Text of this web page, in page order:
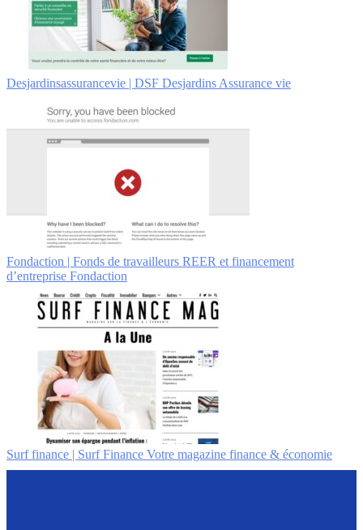
Des­jardinsassuran­ce­vie | DSF Desjardins Assurance vie
Fondaction | Fonds de tra­vail­leurs REER et financement
d’entreprise Fondaction
Surf finance | Surf Finance Votre magazine finance & économie